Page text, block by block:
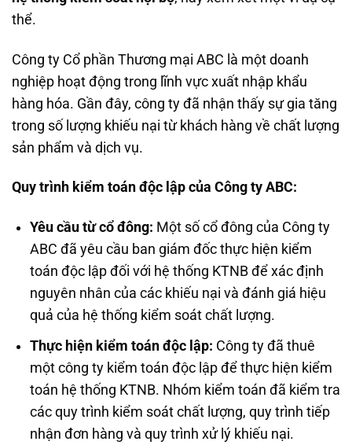
thể.
Công ty Cổ phần Thương mại ABC là một doanh
nghiệp hoạt động trong lĩnh vực xuất nhập khẩu
hàng hóa. Gần đây, công ty đã nhận thấy sự gia tăng
trong số lượng khiếu nại từ khách hàng về chất lượng
sản phẩm và dịch vụ.
Quy trình kiểm toán độc lập của Công ty ABC:
Yêu cầu từ cổ đông: Một số cổ đông của Công ty
ABC đã yêu cầu ban giám đốc thực hiện kiểm
toán độc lập đối với hệ thống KTNB để xác định
nguyên nhân của các khiếu nại và đánh giá hiệu
quả của hệ thống kiểm soát chất lượng.
Thực hiện kiểm toán độc lập: Công ty đã thuê
một công ty kiểm toán độc lập để thực hiện kiểm
toán hệ thống KTNB. Nhóm kiểm toán đã kiểm tra
các quy trình kiểm soát chất lượng, quy trình tiếp
nhận đơn hàng và quy trình xử lý khiếu nại.